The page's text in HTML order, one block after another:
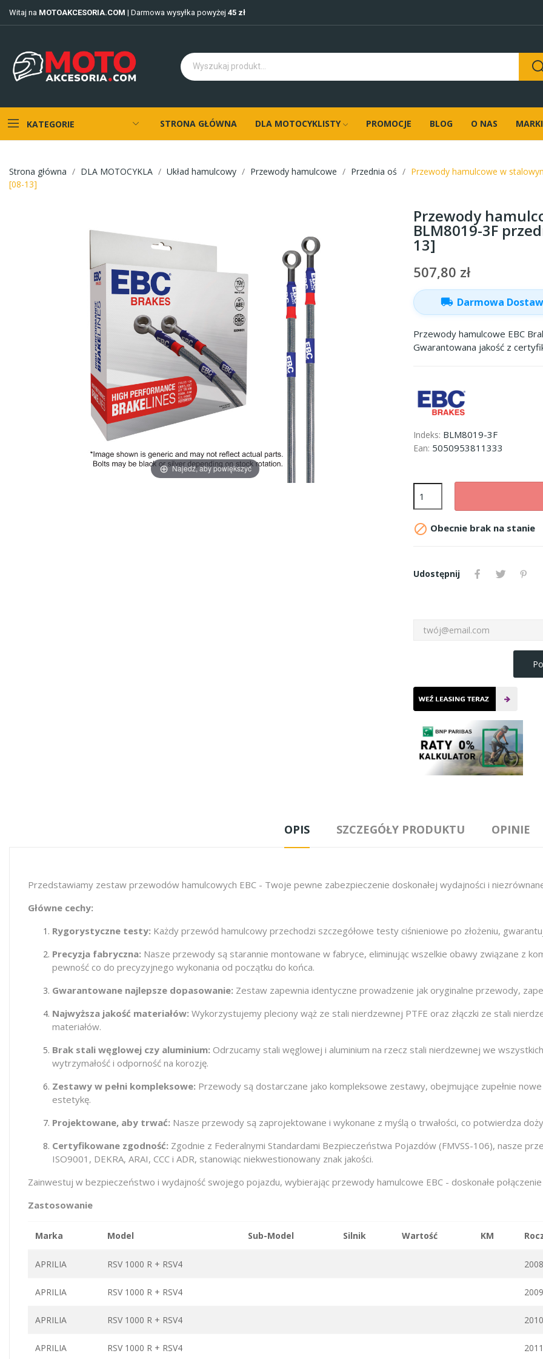
Witaj na MOTOAKCESORIA.COM | Darmowa wysyłka powyżej 45 zł
KATEGORIE STRONA GŁÓWNA DLA MOTOCYKLISTY PROMOCJE BLOG O NAS MARKI
Strona główna DLA MOTOCYKLA Układ hamulcowy Przewody hamulcowe Przednia oś
Przewody hamulcowe w
[08-13]
Najedź, aby powiększyć
Przewody
BLM8019-3F
13]
507,80 zł
local_shipping Darmowa
Przewody hamulcowe EBC
Gwarantowana jakość z
Indeks: BLM8019-3F
Ean: 5050953811333
 Obecnie brak na stanie
Udostępnij
OPIS SZCZEGÓŁY PRODUKTU OPINIE
Przedstawiamy zestaw przewodów hamulcowych EBC - Twoje pewne zabezpieczenie doskonałej wydajności i
Główne cechy:
Rygorystyczne testy: Każdy przewód hamulcowy przechodzi szczegółowe testy ciśnieniowe po złożeniu,
Precyzja fabryczna: Nasze przewody są starannie montowane w fabryce, eliminując wszelkie obawy związane z
pewność co do precyzyjnego wykonania od początku do końca.
Gwarantowane najlepsze dopasowanie: Zestaw zapewnia identyczne prowadzenie jak oryginalne przewody,
Najwyższa jakość materiałów: Wykorzystujemy pleciony wąż ze stali nierdzewnej PTFE oraz złączki ze stali
materiałów.
Brak stali węglowej czy aluminium: Odrzucamy stali węglowej i aluminium na rzecz stali nierdzewnej we
wytrzymałość i odporność na korozję.
Zestawy w pełni kompleksowe: Przewody są dostarczane jako kompleksowe zestawy, obejmujące zupełnie
estetykę.
Projektowane, aby trwać: Nasze przewody są zaprojektowane i wykonane z myślą o trwałości, co potwierdza
Certyfikowane zgodność: Zgodnie z Federalnymi Standardami Bezpieczeństwa Pojazdów (FMVSS-106), nasze
ISO9001, DEKRA, ARAI, CCC i ADR, stanowiąc niekwestionowany znak jakości.
Zainwestuj w bezpieczeństwo i wydajność swojego pojazdu, wybierając przewody hamulcowe EBC - doskonałe
Zastosowanie
Marka Model Sub-Model Silnik Wartość KM
APRILIA RSV 1000 R + RSV4 2008
APRILIA RSV 1000 R + RSV4 2009
APRILIA RSV 1000 R + RSV4 2010
APRILIA RSV 1000 R + RSV4 2011